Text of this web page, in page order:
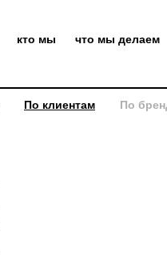
кто мы что мы делаем
По клиентам По